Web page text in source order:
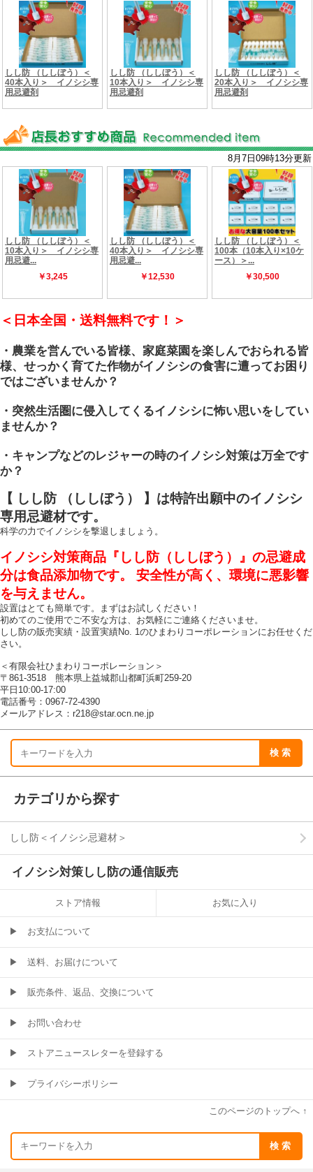
＜日本全国・送料無料です！＞
・農業を営んでいる皆様、家庭菜園を楽しんでおられる皆
様、せっかく育てた作物がイノシシの食害に遭ってお困り
ではございませんか？
・突然生活圏に侵入してくるイノシシに怖い思いをしてい
ませんか？
・キャンプなどのレジャーの時のイノシシ対策は万全です
か？
【 しし防 （ししぼう） 】は特許出願中のイノシシ
専用忌避材です。
科学の力でイノシシを撃退しましょう。
イノシシ対策商品『しし防（ししぼう）』の忌避成
分は食品添加物です。 安全性が高く、環境に悪影響
を与えません。
設置はとても簡単です。まずはお試しください！
初めてのご使用でご不安な方は、お気軽にご連絡くださいませ。
しし防の販売実績・設置実績No. 1のひまわりコーポレーションにお任せくだ
さい。
＜有限会社ひまわりコーポレーション＞
〒861-3518 熊本県上益城郡山都町浜町259-20
平日10:00-17:00
電話番号：0967-72-4390
メールアドレス：r218@star.ocn.ne.jp
カテゴリから探す
しし防＜イノシシ忌避材＞
イノシシ対策しし防の通信販売
ストア情報 お気に入り
▶ お支払について
▶ 送料、お届けについて
▶ 販売条件、返品、交換について
▶ お問い合わせ
▶ ストアニュースレターを登録する
▶ プライバシーポリシー
このページのトップへ ↑